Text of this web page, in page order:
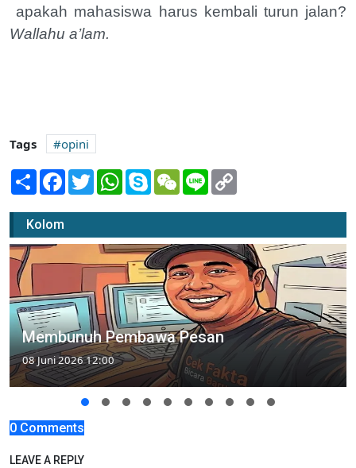
apakah mahasiswa harus kembali turun jalan?
Wallahu a’lam.
Tags
opini
Share Facebook
TwitterWhatsApp
SkypeWeChatLine
Kolom
Membunuh Pembawa Pesan
08 Juni 2026 12:00
0 Comments
LEAVE A REPLY